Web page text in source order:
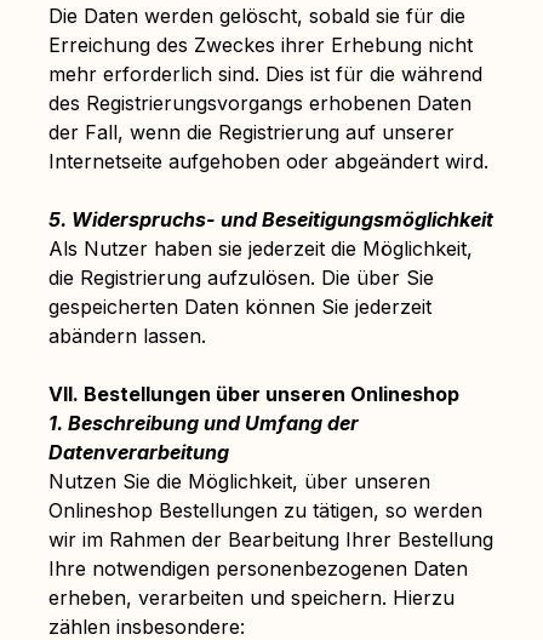
Die Daten werden gelöscht, sobald sie für die
Erreichung des Zweckes ihrer Erhebung nicht
mehr erforderlich sind. Dies ist für die während
des Registrierungsvorgangs erhobenen Daten
der Fall, wenn die Registrierung auf unserer
Internetseite aufgehoben oder abgeändert wird.
5. Widerspruchs- und Beseitigungsmöglichkeit
Als Nutzer haben sie jederzeit die Möglichkeit,
die Registrierung aufzulösen. Die über Sie
gespeicherten Daten können Sie jederzeit
abändern lassen.
VII. Bestellungen über unseren Onlineshop
1. Beschreibung und Umfang der
Datenverarbeitung
Nutzen Sie die Möglichkeit, über unseren
Onlineshop Bestellungen zu tätigen, so werden
wir im Rahmen der Bearbeitung Ihrer Bestellung
Ihre notwendigen personenbezogenen Daten
erheben, verarbeiten und speichern. Hierzu
zählen insbesondere: